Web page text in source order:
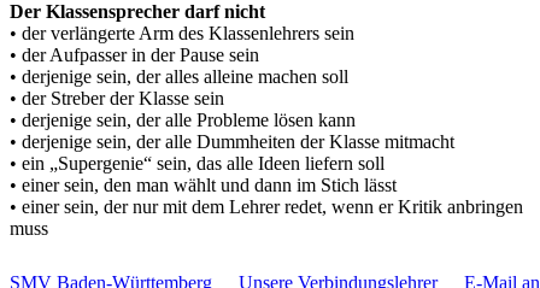
Der Klassensprecher darf nicht
• der verlängerte Arm des Klassenlehrers sein
• der Aufpasser in der Pause sein
• derjenige sein, der alles alleine machen soll
• der Streber der Klasse sein
• derjenige sein, der alle Probleme lösen kann
• derjenige sein, der alle Dummheiten der Klasse mitmacht
• ein „Supergenie“ sein, das alle Ideen liefern soll
• einer sein, den man wählt und dann im Stich lässt
• einer sein, der nur mit dem Lehrer redet, wenn er Kritik anbringen
muss
SMV Baden-Württemberg Unsere Verbindungslehrer
E-Mail an